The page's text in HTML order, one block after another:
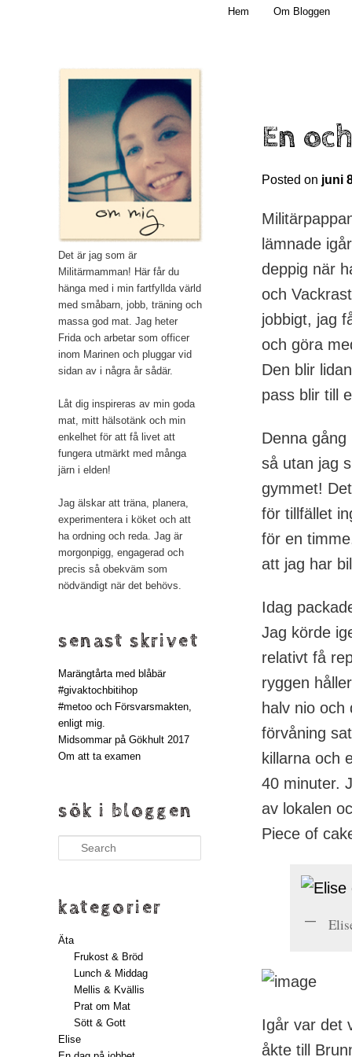
Mamma, militär och märkbart obekväm
Hem Om Bloggen
En
Posted on juni
lämnade
deppig när
och
jobbigt, jag
och göra
Den blir
pass blir till
Denna
så utan jag
gymmet!
för tillfället
för en
att jag har
Idag
Jag körde
relativt få
ryggen
halv nio
förvåning
killarna och
40 minuter.
av lokalen
Piece of
Igår var det
åkte till
Det är jag som är
Militärmamman! Här får du
hänga med i min fartfyllda värld
med småbarn, jobb, träning och
massa god mat. Jag heter
Frida och arbetar som officer
inom Marinen och pluggar vid
sidan av i några år sådär.
Låt dig inspireras av min goda
mat, mitt hälsotänk och min
enkelhet för att få livet att
fungera utmärkt med många
järn i elden!
Jag älskar att träna, planera,
experimentera i köket och att
ha ordning och reda. Jag är
morgonpigg, engagerad och
precis så obekväm som
nödvändigt när det behövs.
senast skrivet
Marängtårta med blåbär
#givaktochbitihop
#metoo och Försvarsmakten,
enligt mig.
Midsommar på Gökhult 2017
Om att ta examen
sök i bloggen
Search
kategorier
Äta
Frukost & Bröd
Lunch & Middag
Mellis & Kvällis
Prat om Mat
Sött & Gott
Elise